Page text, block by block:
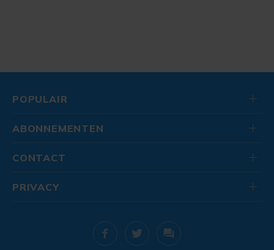
POPULAIR
ABONNEMENTEN
CONTACT
PRIVACY